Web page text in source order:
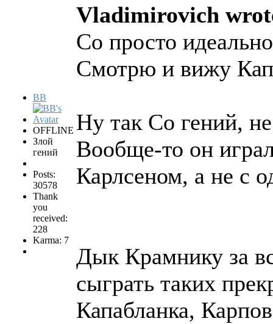
BB
OFFLINE
Злой
гений
Posts:
30578
Thank
you
received:
228
Karma: 7
Vladimirovich
Со просто
Смотрю и вижу
Ну так Со гений,
Вообще-то он
Карлсеном, а не с
Дык Крамнику за
сыграть таких
Капабланка,